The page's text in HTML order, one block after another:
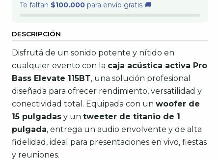
Te faltan $100.000 para envío gratis 🚚
DESCRIPCIÓN
Disfrutá de un sonido potente y nítido en
cualquier evento con la caja acústica activa Pro
Bass Elevate 115BT, una solución profesional
diseñada para ofrecer rendimiento, versatilidad y
conectividad total. Equipada con un woofer de
15 pulgadas y un tweeter de titanio de 1
pulgada, entrega un audio envolvente y de alta
fidelidad, ideal para presentaciones en vivo, fiestas
y reuniones.